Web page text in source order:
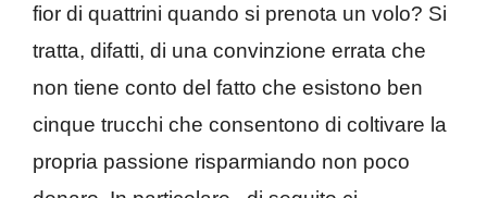
fior di quattrini quando si prenota un volo? Si
tratta, difatti, di una convinzione errata che
non tiene conto del fatto che esistono ben
cinque trucchi che consentono di coltivare la
propria passione risparmiando non poco